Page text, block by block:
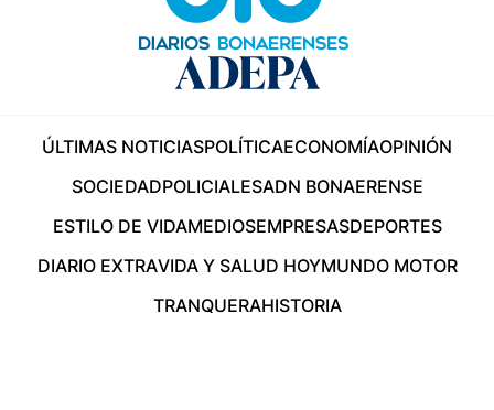
ÚLTIMAS NOTICIASPOLÍTICAECONOMÍAOPINIÓN
SOCIEDADPOLICIALESADN BONAERENSE
ESTILO DE VIDAMEDIOSEMPRESASDEPORTES
DIARIO EXTRAVIDA Y SALUD HOYMUNDO MOTOR
TRANQUERAHISTORIA